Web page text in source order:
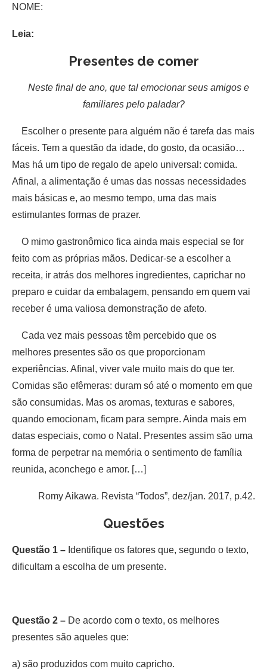
NOME:
Leia:
Presentes de comer
Neste final de ano, que tal emocionar seus amigos e
familiares pelo paladar?
Escolher o presente para alguém não é tarefa das mais
fáceis. Tem a questão da idade, do gosto, da ocasião…
Mas há um tipo de regalo de apelo universal: comida.
Afinal, a alimentação é umas das nossas necessidades
mais básicas e, ao mesmo tempo, uma das mais
estimulantes formas de prazer.
O mimo gastronômico fica ainda mais especial se for
feito com as próprias mãos. Dedicar-se a escolher a
receita, ir atrás dos melhores ingredientes, caprichar no
preparo e cuidar da embalagem, pensando em quem vai
receber é uma valiosa demonstração de afeto.
Cada vez mais pessoas têm percebido que os
melhores presentes são os que proporcionam
experiências. Afinal, viver vale muito mais do que ter.
Comidas são efêmeras: duram só até o momento em que
são consumidas. Mas os aromas, texturas e sabores,
quando emocionam, ficam para sempre. Ainda mais em
datas especiais, como o Natal. Presentes assim são uma
forma de perpetrar na memória o sentimento de família
reunida, aconchego e amor. […]
Romy Aikawa. Revista “Todos”, dez/jan. 2017, p.42.
Questões
Questão 1 – Identifique os fatores que, segundo o texto,
dificultam a escolha de um presente.
Questão 2 – De acordo com o texto, os melhores
presentes são aqueles que:
a) são produzidos com muito capricho.